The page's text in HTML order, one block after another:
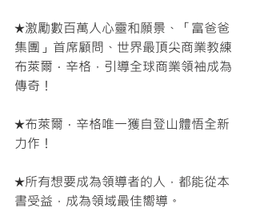
★激勵數百萬人心靈和願景、「富爸爸
集團」首席顧問、世界最頂尖商業教練
布萊爾．辛格，引導全球商業領袖成為
傳奇！
★布萊爾．辛格唯一獲自登山體悟全新
力作！
★所有想要成為領導者的人，都能從本
書受益，成為領域最佳嚮導。